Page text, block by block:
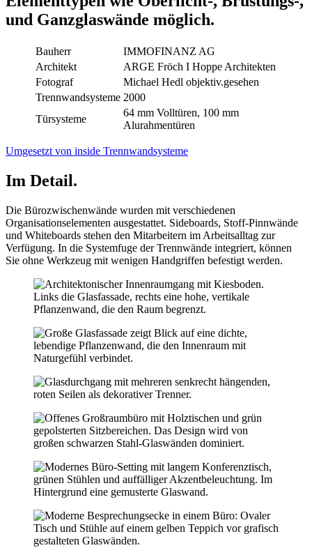
und Ganzglaswände möglich.
Bauherr
IMMOFINANZ AG
Architekt
ARGE Fröch I Hoppe Architekten
Fotograf
Michael Hedl objektiv.gesehen
Trennwandsysteme 2000
Türsysteme
64 mm Volltüren, 100 mm
Alurahmentüren
Umgesetzt von inside Trennwandsysteme
Im Detail.
Die Bürozwischenwände wurden mit verschiedenen
Organisationselementen ausgestattet. Sideboards, Stoff-Pinnwände
und Whiteboards stehen den Mitarbeitern im Arbeitsalltag zur
Verfügung. In die Systemfuge der Trennwände integriert, können
Sie ohne Werkzeug mit wenigen Handgriffen befestigt werden.